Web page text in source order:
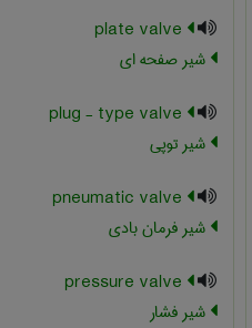
شیر صفحه ای
شیر توپی
شیر فرمان بادی
شیر فشار